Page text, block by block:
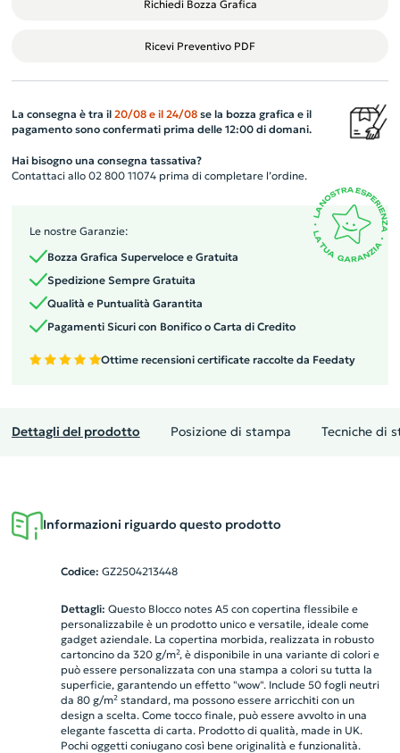
Richiedi Bozza Grafica
Ricevi Preventivo PDF
La consegna è tra il 20/08 e il 24/08se la bozza grafica e il
pagamento sono confermati prima delle 12:00 di domani.
Hai bisogno una consegna tassativa?
Contattaci allo 02 800 11074 prima di completare l’ordine.
Le nostre Garanzie:
Bozza Grafica Superveloce e Gratuita
Spedizione Sempre Gratuita
Qualità e Puntualità Garantita
Pagamenti Sicuri con Bonifico o Carta di Credito
Ottime recensioni certificate raccolte da Feedaty
Dettagli del prodotto Posizione di stampa Tecniche di
Informazioni riguardo questo prodotto
Codice: GZ2504213448
Dettagli: Questo Blocco notes A5 con copertina flessibile e
personalizzabile è un prodotto unico e versatile, ideale come
gadget aziendale. La copertina morbida, realizzata in robusto
cartoncino da 320 g/m², è disponibile in una variante di colori e
può essere personalizzata con una stampa a colori su tutta la
superficie, garantendo un effetto "wow". Include 50 fogli neutri
da 80 g/m² standard, ma possono essere arricchiti con un
design a scelta. Come tocco finale, può essere avvolto in una
elegante fascetta di carta. Prodotto di qualità, made in UK.
Pochi oggetti coniugano così bene originalità e funzionalità.